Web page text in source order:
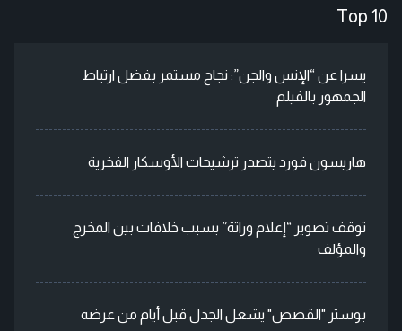
Top 10
يسرا عن “الإنس والجن”: نجاح مستمر بفضل ارتباط
الجمهور بالفيلم
هاريسون فورد يتصدر ترشيحات الأوسكار الفخرية
توقف تصوير “إعلام وراثة” بسبب خلافات بين المخرج
والمؤلف
بوستر "القصص" يشعل الجدل قبل أيام من عرضه